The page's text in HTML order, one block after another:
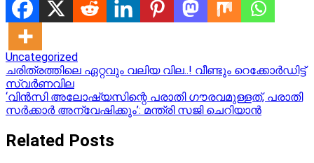
Uncategorized
Post
navigation
ചരിത്രത്തിലെ ഏറ്റവും വലിയ വില..! വീണ്ടും റെക്കോർഡിട്ട്
സ്വർണവില
‘വിൻസി അലോഷ്യസിന്റെ പരാതി ഗൗരവമുള്ളത്, പരാതി
സർക്കാർ അന്വേഷിക്കും’: മന്ത്രി സജി ചെറിയാൻ
Related Posts